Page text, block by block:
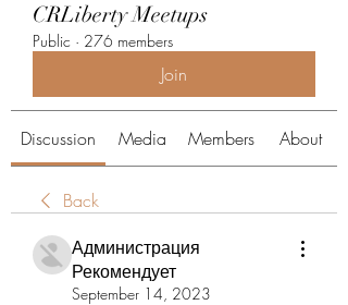
CRLiberty Meetups
Public · 276 members
Join
Discussion Media Members About
Back
Администрация
Рекомендует
September 14, 2023